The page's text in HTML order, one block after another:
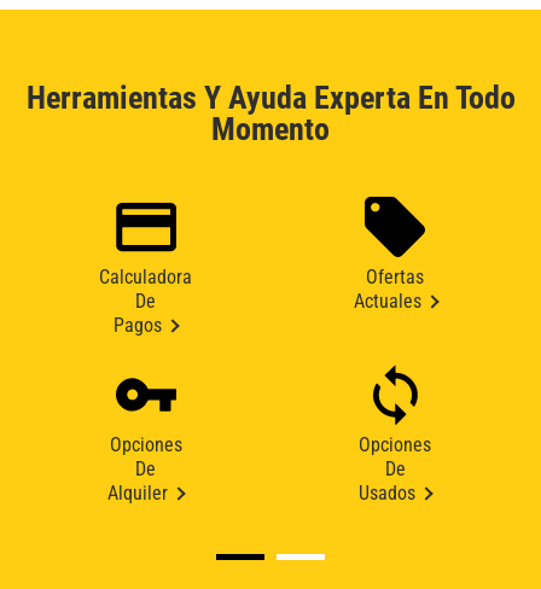
Herramientas Y Ayuda Experta En Todo
Momento
Calculadora
De
Pagos
Ofertas
Actuales
Opciones
De
Alquiler
Opciones
De
Usados